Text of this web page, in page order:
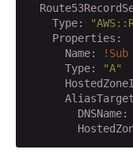
    Type:
    Properties:
      Name:
!Sub
      Type:
"A"
        DNSName: